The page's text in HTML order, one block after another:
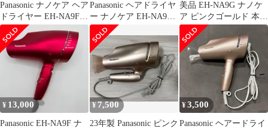
Panasonic ナノケア ヘア
ドライヤー EH-NA9F
海外対応
Panasonic ヘアドライヤ
ー ナノケア EH-NA9G-
PN
美品 EH-NA9G ナノケ
ア ピンクゴールド 本体
即日発送 土日祝発送
OK あすつく 05000
¥ 13,000
Panasonic EH-NA9F ナ
¥7,500
23年製 Panasonic ピンク
¥3,500
Panasonic ヘアードライ